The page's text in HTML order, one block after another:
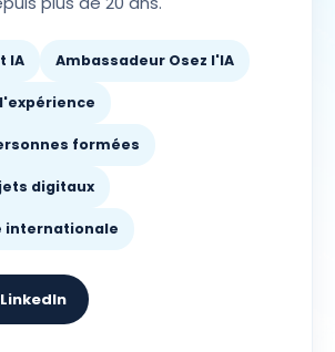
IA Ambassadeur Osez l'IA
formées
digitaux
internationale